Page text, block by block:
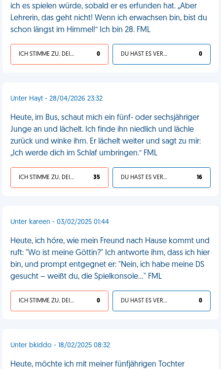
ich es spielen würde, sobald er es erfunden hat. „Aber
Lehrerin, das geht nicht! Wenn ich erwachsen bin, bist du
schon längst im Himmel!“ Ich bin 28. FML
ICH STIMME ZU, DEIN LEBEN IST SCHEISSE 0 DU HAST ES VERDIENT 0
Unter Hayt - 28/04/2026 23:32
Heute, im Bus, schaut mich ein fünf- oder sechsjähriger
Junge an und lächelt. Ich finde ihn niedlich und lächle
zurück und winke ihm. Er lächelt weiter und sagt zu mir:
„Ich werde dich im Schlaf umbringen.“ FML
ICH STIMME ZU, DEIN LEBEN IST SCHEISSE 35 DU HAST ES VERDIENT 16
Unter kareen - 03/02/2025 01:44
Heute, ich höre, wie mein Freund nach Hause kommt und
ruft: "Wo ist meine Göttin?" Ich antworte ihm, dass ich hier
bin, und prompt entgegnet er: "Nein, ich habe meine DS
gesucht – weißt du, die Spielkonsole..." FML
ICH STIMME ZU, DEIN LEBEN IST SCHEISSE 0 DU HAST ES VERDIENT 0
Unter bkiddo - 18/02/2025 08:32
Heute, möchte ich mit meiner fünfjährigen Tochter